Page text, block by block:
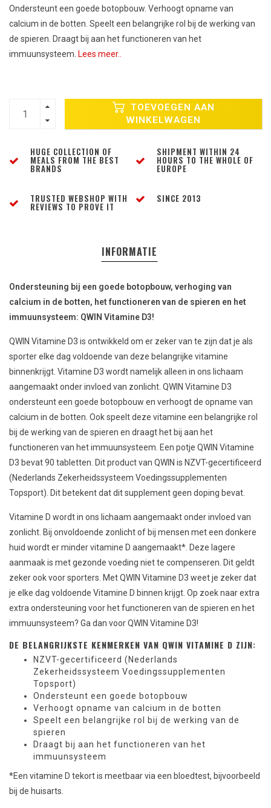
Ondersteunt een goede botopbouw. Verhoogt opname van
calcium in de botten. Speelt een belangrijke rol bij de werking van
de spieren. Draagt bij aan het functioneren van het
immuunsysteem. Lees meer..
TOEVOEGEN AAN
WINKELWAGEN
HUGE COLLECTION OF
MEALS FROM THE BEST
BRANDS
SHIPMENT WITHIN 24
HOURS TO THE WHOLE OF
EUROPE
TRUSTED WEBSHOP WITH
REVIEWS TO PROVE IT
SINCE 2013
INFORMATIE
Ondersteuning bij een goede botopbouw, verhoging van
calcium in de botten, het functioneren van de spieren en het
immuunsysteem: QWIN Vitamine D3!
QWIN Vitamine D3 is ontwikkeld om er zeker van te zijn dat je als
sporter elke dag voldoende van deze belangrijke vitamine
binnenkrijgt. Vitamine D3 wordt namelijk alleen in ons lichaam
aangemaakt onder invloed van zonlicht. QWIN Vitamine D3
ondersteunt een goede botopbouw en verhoogt de opname van
calcium in de botten. Ook speelt deze vitamine een belangrijke rol
bij de werking van de spieren en draagt het bij aan het
functioneren van het immuunsysteem. Een potje QWIN Vitamine
D3 bevat 90 tabletten. Dit product van QWIN is NZVT-gecertificeerd
(Nederlands Zekerheidssysteem Voedingssupplementen
Topsport). Dit betekent dat dit supplement geen doping bevat.
Vitamine D wordt in ons lichaam aangemaakt onder invloed van
zonlicht. Bij onvoldoende zonlicht of bij mensen met een donkere
huid wordt er minder vitamine D aangemaakt*. Deze lagere
aanmaak is met gezonde voeding niet te compenseren. Dit geldt
zeker ook voor sporters. Met QWIN Vitamine D3 weet je zeker dat
je elke dag voldoende Vitamine D binnen krijgt. Op zoek naar extra
extra ondersteuning voor het functioneren van de spieren en het
immuunsysteem? Ga dan voor QWIN Vitamine D3!
DE BELANGRIJKSTE KENMERKEN VAN QWIN VITAMINE D ZIJN:
NZVT-gecertificeerd (Nederlands
Zekerheidssysteem Voedingssupplementen
Topsport)
Ondersteunt een goede botopbouw
Verhoogt opname van calcium in de botten
Speelt een belangrijke rol bij de werking van de
spieren
Draagt bij aan het functioneren van het
immuunsysteem
*Een vitamine D tekort is meetbaar via een bloedtest, bijvoorbeeld
bij de huisarts.